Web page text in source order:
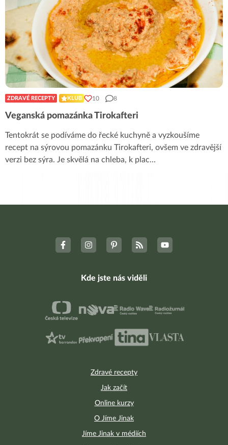
ZDRAVÉ RECEPTY KLUB 10 8
Veganská pomazánka Tirokafteri
Tentokrát se podíváme do řecké kuchyně a vyzkoušíme
recept na sýrovou pomazánku Tirokafteri, ovšem ve zdravější
verzi bez sýra. Je skvělá na chleba, k plac...
Zdravé recepty
Jak začít
Online kurzy
O Jíme Jinak
Jíme Jinak v médiích
Kde jste nás viděli